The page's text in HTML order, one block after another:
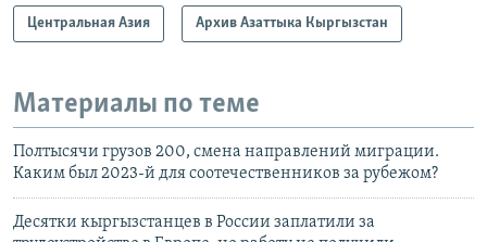
Центральная Азия Архив Азаттыка Кыргызстан
Материалы по теме
Полтысячи грузов 200, смена направлений миграции.
Каким был 2023-й для соотечественников за рубежом?
Десятки кыргызстанцев в России заплатили за